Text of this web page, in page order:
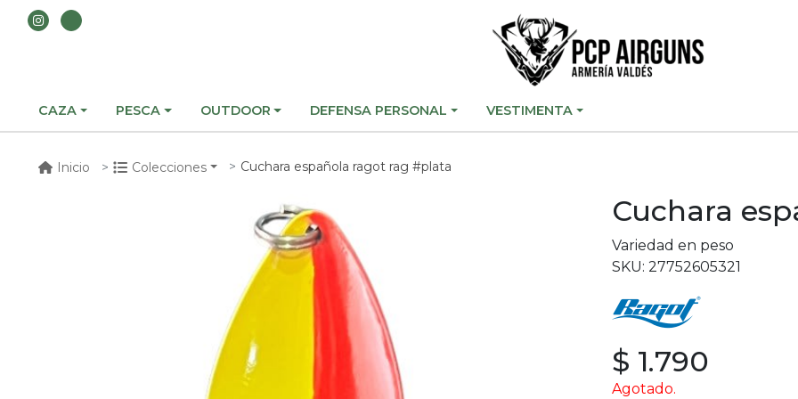
CAZA PESCA OUTDOOR DEFENSA PERSONAL VESTIMENTA
Inicio Colecciones Cuchara española ragot rag #plata
Cuchara
Variedad en peso
SKU: 27752605321
$ 1.790
Agotado.